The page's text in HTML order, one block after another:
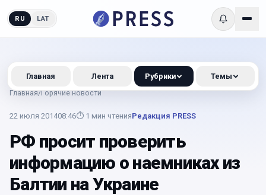
RU LAT
Главная/Горячие новости
22 июля 201408:46⏱ 1 мин чтенияРедакция PRESS
РФ просит проверить
информацию о наемниках из
Балтии на Украине
Главная Лента Рубрики Темы